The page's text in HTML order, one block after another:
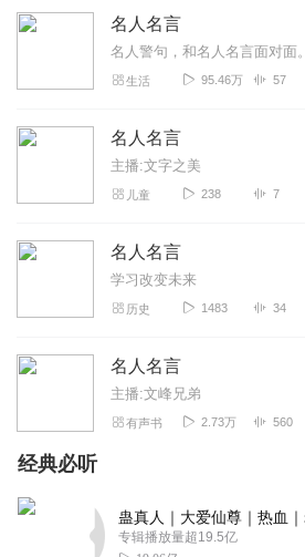
名人名言
名人警句，和名人名言面对面。
生活 95.46万 57
名人名言
主播:文字之美
儿童 238 7
名人名言
学习改变未来
历史 1483 34
名人名言
主播:文峰兄弟
有声书 2.73万 560
经典必听
专辑播放量超19.5亿